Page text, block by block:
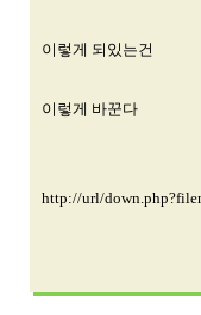
이렇게 되있는건
이렇게 바꾼다
http://url/